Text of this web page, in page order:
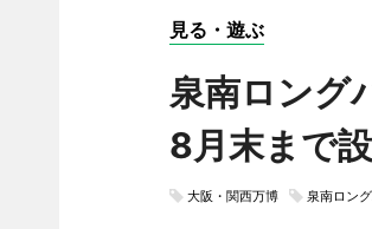
見る・遊ぶ
泉南ロング
8月末まで
大阪・関西万博 泉南ロン